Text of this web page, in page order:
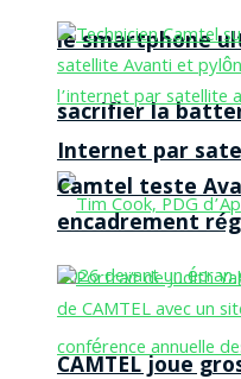
le smartphone
sacrifier la
Internet par
Camtel teste
encadrement
CAMTEL joue